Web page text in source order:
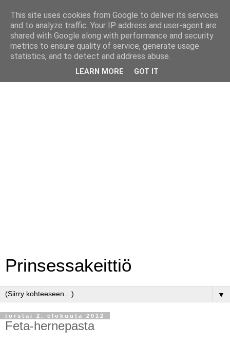
Prinsessakeittiö
▼
torstai 2. elokuuta 2012
Feta-hernepasta
This site uses cookies from Google to deliver its services
and to analyze traffic. Your IP address and user-agent are
shared with Google along with performance and security
metrics to ensure quality of service, generate usage
statistics, and to detect and address abuse.
LEARN MORE GOT IT